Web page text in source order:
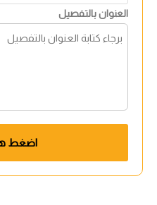
العنوان بالتفصيل
اضغط